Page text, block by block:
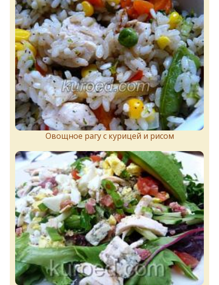
Овощное рагу с курицей и рисом